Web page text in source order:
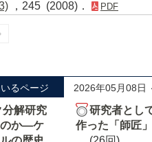
，245 (2008)． PDF
るページ 2026年05月08日
分解研究
のか―ケ
研究者とし
作った「師匠